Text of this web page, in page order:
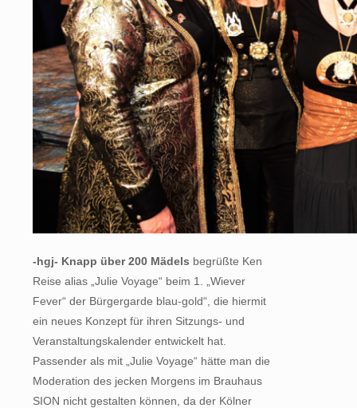
-hgj- Knapp über 200 Mädels begrüßte Ken
Reise alias „Julie Voyage“ beim 1. „Wiever
Fever“ der Bürgergarde blau-gold“, die hiermit
ein neues Konzept für ihren Sitzungs- und
Veranstaltungskalender entwickelt hat.
Passender als mit „Julie Voyage“ hätte man die
Moderation des jecken Morgens im Brauhaus
SION nicht gestalten können, da der Kölner